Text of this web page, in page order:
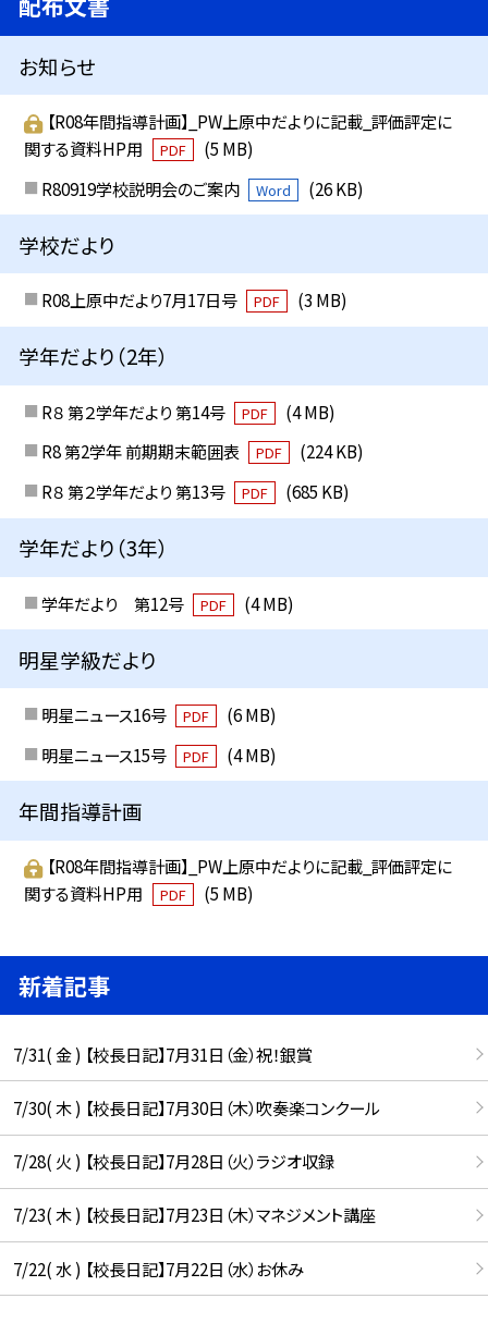
お知らせ
【R08年間指導計画】_PW上原中だよりに記載_評価評定に
関する資料HP用
PDF
(5 MB)
R80919学校説明会のご案内
Word (26 KB)
学校だより
R08上原中だより7月17日号 PDF (3 MB)
学年だより（2年）
R８ 第２学年だより 第14号 PDF
(4 MB)
R8 第2学年 前期期末範囲表
PDF
(224 KB)
R８ 第２学年だより 第13号
PDF (685 KB)
学年だより（3年）
学年だより 第12号 PDF (4 MB)
明星学級だより
明星ニュース16号 PDF
(6 MB)
明星ニュース15号
PDF (4 MB)
年間指導計画
【R08年間指導計画】_PW上原中だよりに記載_評価評定に
関する資料HP用
PDF (5 MB)
新着記事
7/31( 金 ) 【校長日記】7月31日（金）祝！銀賞
7/30( 木 ) 【校長日記】7月30日（木）吹奏楽コンクール
7/28( 火 ) 【校長日記】7月28日（火）ラジオ収録
7/23( 木 ) 【校長日記】7月23日（木）マネジメント講座
7/22( 水 ) 【校長日記】7月22日（水）お休み